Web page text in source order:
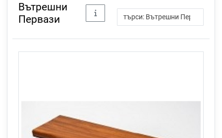
Вътрешни
Первази